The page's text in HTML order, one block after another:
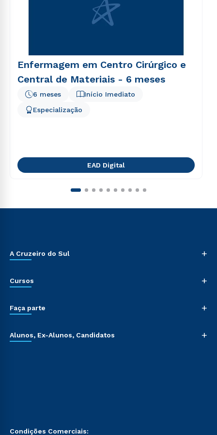
Enfermagem em Centro Cirúrgico e
Central de Materiais - 6 meses
Início Imediato
6 meses
Especialização
EAD Digital
A Cruzeiro do Sul +
Cursos +
Faça parte +
Alunos, Ex-Alunos, Candidatos +
Condições Comerciais: